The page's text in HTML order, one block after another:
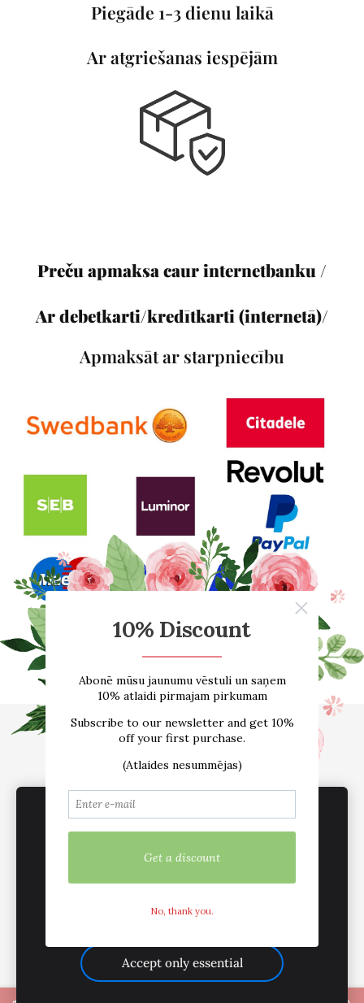
Piegāde 1-3 dienu laikā
Ar atgriešanas iespējām
Preču apmaksa caur internetbanku /
Ar debetkarti/kredītkarti (internetā)/
Apmaksāt ar starpniecību
E-VEIKALS
Par mums
Atsauksmes
Blogs
Izmēru tabula
Kontakti
Piegāde
Noteikumi
Customize
Accept all
Accept only essential